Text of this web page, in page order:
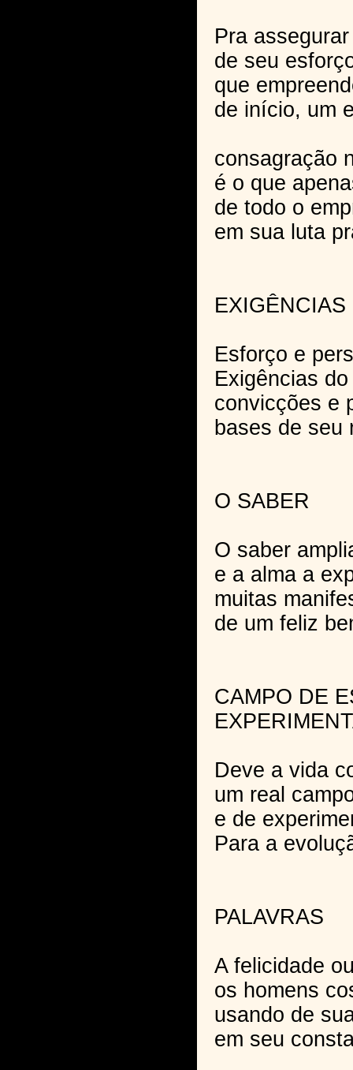
Pra
de seu
que
de início, um
consagração
é o que
de todo o
em sua luta
EXIGÊNCIAS
Esforço e
Exigências
convicções e
bases de seu
O SABER
O saber
e a alma a
muitas
de um feliz
CAMPO DE
Deve a vida
um real
e de
Para a
PALAVRAS
A felicidade
os homens
usando de
em seu